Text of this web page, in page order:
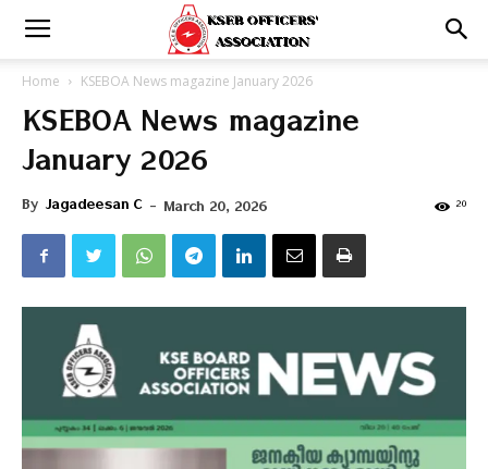
Home KSEBOA News magazine January 2026
KSEBOA News magazine
January 2026
By Jagadeesan C - March 20, 2026 20